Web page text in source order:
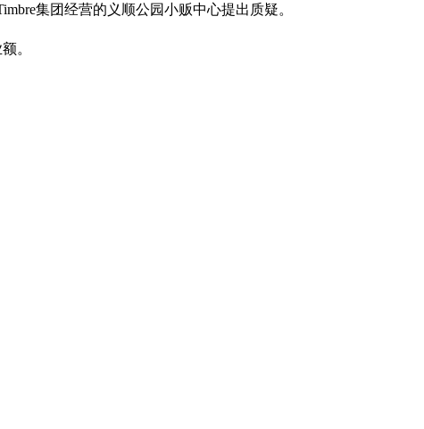
集团经营的义顺公园小贩中心提出质疑。
。